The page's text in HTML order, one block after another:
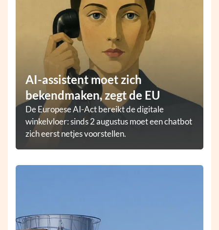
AI-assistent moet zich
bekendmaken, zegt de EU
De Europese AI-Act bereikt de digitale
winkelvloer: sinds 2 augustus moet een chatbot
zich eerst netjes voorstellen.